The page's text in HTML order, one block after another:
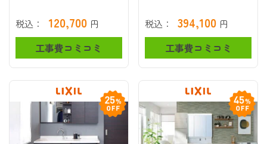
税込： 120,700 円
工事費コミコミ
税込： 394,100 円
工事費コミコミ